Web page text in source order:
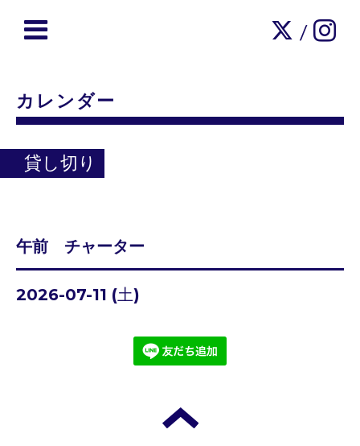
/
カレンダー
貸し切り
午前 チャーター
2026-07-11 (土)